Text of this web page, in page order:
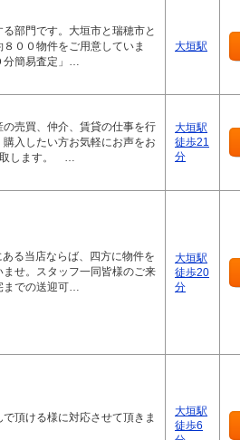
部門です。大垣市と瑞穂市と
００物件をご用意していま
分簡易査定」…
大垣駅
売買、仲介、賃貸の仕事を行
入したい方お気軽にお声をお
取します。 …
大垣駅
徒歩21
分
る当店ならば、四方に物件を
せ。スタッフ一同皆様のご来
までの送迎可…
大垣駅
徒歩20
分
頂ける様に対応させて頂きま
大垣駅
徒歩6